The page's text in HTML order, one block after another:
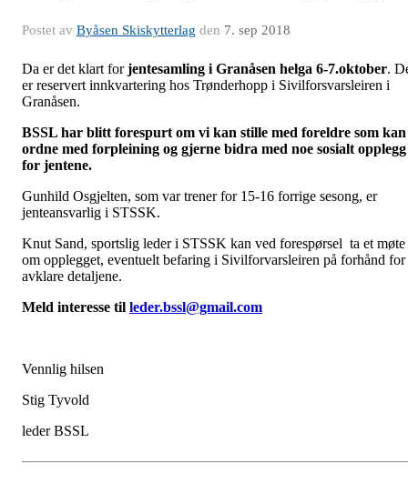
Postet av Byåsen Skiskytterlag den 7. sep 2018
Da er det klart forjentesamling i Granåsen helga 6-7.oktober.
er reservert innkvartering hos Trønderhopp i Sivilforsvarsleiren i
Granåsen.
BSSL har blitt forespurt om vi kan stille med foreldre som kan
ordne med forpleining og gjerne bidra med noe sosialt opplegg
for jentene.
Gunhild Osgjelten, som var trener for 15-16 forrige sesong, er
jenteansvarlig i STSSK.
Knut Sand, sportslig leder i STSSK kan ved forespørsel ta et møte
om opplegget, eventuelt befaring i Sivilforvarsleiren på forhånd for
avklare detaljene.
Meld interesse til leder.bssl@gmail.com
Vennlig hilsen
Stig Tyvold
leder BSSL